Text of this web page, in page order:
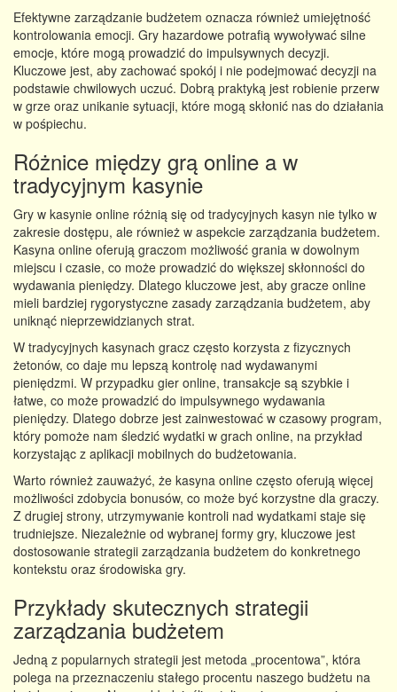
Efektywne zarządzanie budżetem oznacza również umiejętność
kontrolowania emocji. Gry hazardowe potrafią wywoływać silne
emocje, które mogą prowadzić do impulsywnych decyzji.
Kluczowe jest, aby zachować spokój i nie podejmować decyzji na
podstawie chwilowych uczuć. Dobrą praktyką jest robienie przerw
w grze oraz unikanie sytuacji, które mogą skłonić nas do działania
w pośpiechu.
Różnice między grą online a w
tradycyjnym kasynie
Gry w kasynie online różnią się od tradycyjnych kasyn nie tylko w
zakresie dostępu, ale również w aspekcie zarządzania budżetem.
Kasyna online oferują graczom możliwość grania w dowolnym
miejscu i czasie, co może prowadzić do większej skłonności do
wydawania pieniędzy. Dlatego kluczowe jest, aby gracze online
mieli bardziej rygorystyczne zasady zarządzania budżetem, aby
uniknąć nieprzewidzianych strat.
W tradycyjnych kasynach gracz często korzysta z fizycznych
żetonów, co daje mu lepszą kontrolę nad wydawanymi
pieniędzmi. W przypadku gier online, transakcje są szybkie i
łatwe, co może prowadzić do impulsywnego wydawania
pieniędzy. Dlatego dobrze jest zainwestować w czasowy program,
który pomoże nam śledzić wydatki w grach online, na przykład
korzystając z aplikacji mobilnych do budżetowania.
Warto również zauważyć, że kasyna online często oferują więcej
możliwości zdobycia bonusów, co może być korzystne dla graczy.
Z drugiej strony, utrzymywanie kontroli nad wydatkami staje się
trudniejsze. Niezależnie od wybranej formy gry, kluczowe jest
dostosowanie strategii zarządzania budżetem do konkretnego
kontekstu oraz środowiska gry.
Przykłady skutecznych strategii
zarządzania budżetem
Jedną z popularnych strategii jest metoda „procentowa”, która
polega na przeznaczeniu stałego procentu naszego budżetu na